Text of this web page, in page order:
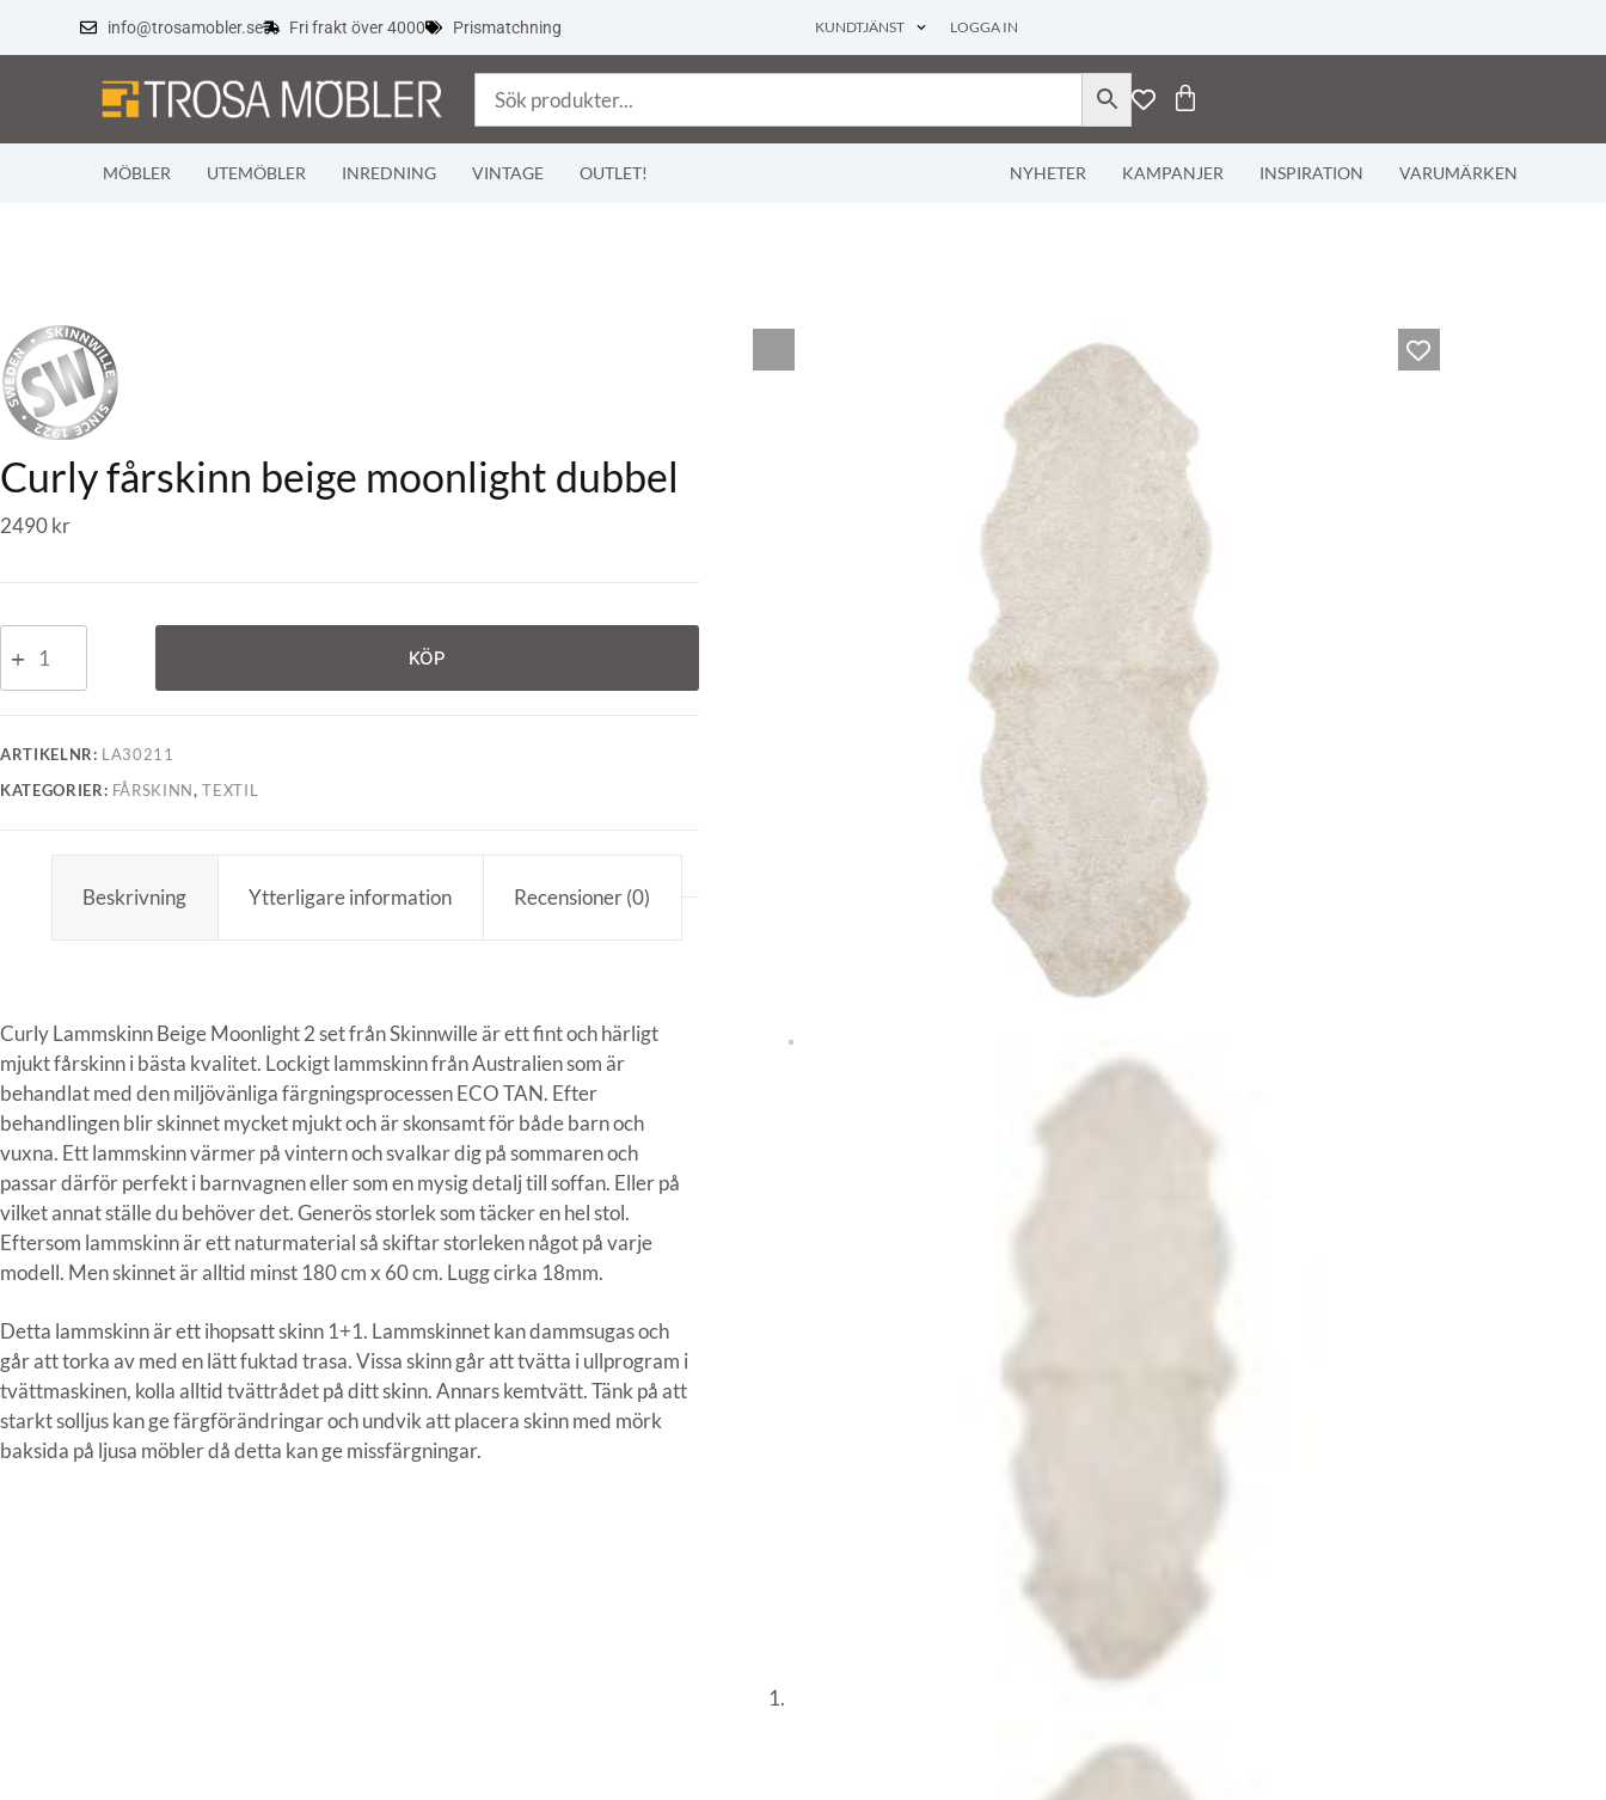
info@trosamobler.se Fri frakt över 4000 Prismatchning KUNDTJÄNST LOGGA IN
MÖBLER UTEMÖBLER INREDNING VINTAGE OUTLET! NYHETER KAMPANJER INSPIRATION VARUMÄRKEN
Curly fårskinn beige moonlight dubbel
2490kr
KÖP
ARTIKELNR: LA30211
KATEGORIER: FÅRSKINN,TEXTIL
Beskrivning Ytterligare information Recensioner (0)
Curly Lammskinn Beige Moonlight 2 set från Skinnwille är ett fint och härligt
mjukt fårskinn i bästa kvalitet. Lockigt lammskinn från Australien som är
behandlat med den miljövänliga färgningsprocessen ECO TAN. Efter
behandlingen blir skinnet mycket mjukt och är skonsamt för både barn och
vuxna. Ett lammskinn värmer på vintern och svalkar dig på sommaren och
passar därför perfekt i barnvagnen eller som en mysig detalj till soffan. Eller på
vilket annat ställe du behöver det. Generös storlek som täcker en hel stol.
Eftersom lammskinn är ett naturmaterial så skiftar storleken något på varje
modell. Men skinnet är alltid minst 180 cm x 60 cm. Lugg cirka 18mm.
Detta lammskinn är ett ihopsatt skinn 1+1. Lammskinnet kan dammsugas och
går att torka av med en lätt fuktad trasa. Vissa skinn går att tvätta i ullprogram i
tvättmaskinen, kolla alltid tvättrådet på ditt skinn. Annars kemtvätt. Tänk på att
starkt solljus kan ge färgförändringar och undvik att placera skinn med mörk
baksida på ljusa möbler då detta kan ge missfärgningar.